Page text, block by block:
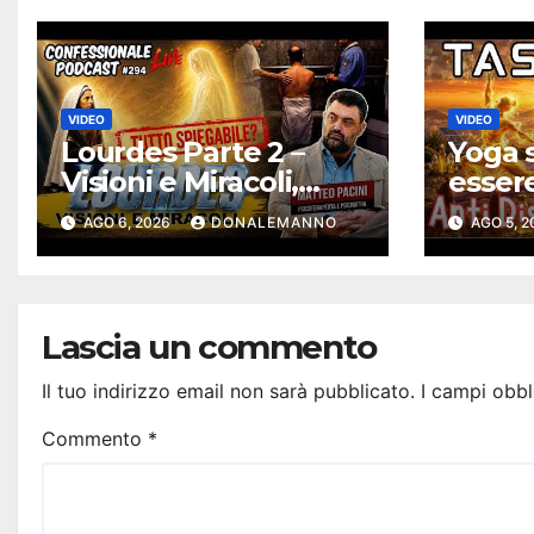
VIDEO
Lourdes Parte 2 –
Visioni e Miracoli,
tutto spiegabile? |
Debunking |
AGO 6, 2026 DONALEMANNO
VIDEO
Yoga
solari
AGO 5,
Lascia un commento
Il tuo indirizzo email non sarà pubblicato. I campi
Commento *